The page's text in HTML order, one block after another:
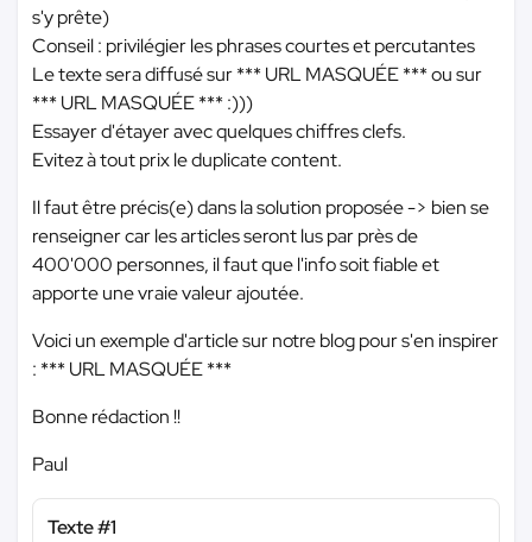
s'y prête)
Conseil : privilégier les phrases courtes et percutantes
Le texte sera diffusé sur*** URL MASQUÉE ***ou sur
*** URL MASQUÉE *** :)))
Essayer d'étayer avec quelques chiffres clefs.
Evitez à tout prix le duplicate content.
Il faut être précis(e) dans la solution proposée -> bien se
renseigner car les articles seront lus par près de
400'000 personnes, il faut que l'info soit fiable et
apporte une vraie valeur ajoutée.
Voici un exemple d'article sur notre blog pour s'en inspirer
: *** URL MASQUÉE ***
Bonne rédaction !!
Paul
Texte #1